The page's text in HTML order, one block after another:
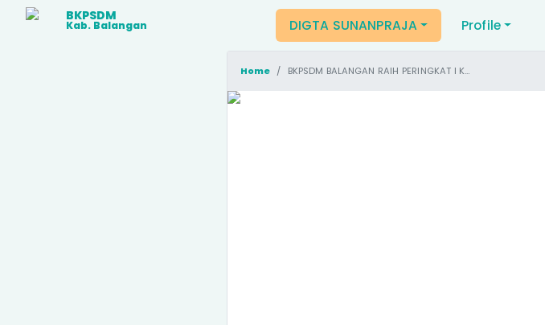
BKPSDM
Kab. Balangan DIGTA SUNANPRAJA Profile
Home BKPSDM BALANGAN RAIH PERINGKAT I KANREG VIII BKN AWARD 2023